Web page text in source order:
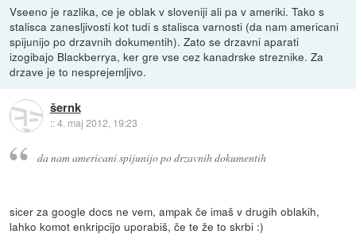
Vseeno je razlika, ce je oblak v sloveniji ali pa v ameriki. Tako s
stalisca zanesljivosti kot tudi s stalisca varnosti (da nam americani
spijunijo po drzavnih dokumentih). Zato se drzavni aparati
izogibajo Blackberrya, ker gre vse cez kanadrske streznike. Za
drzave je to nesprejemljivo.
šernk
::4. maj 2012, 19:23
da nam americani spijunijo po drzavnih dokumentih
sicer za google docs ne vem, ampak če imaš v drugih oblakih,
lahko komot enkripcijo uporabiš, če te že to skrbi :)